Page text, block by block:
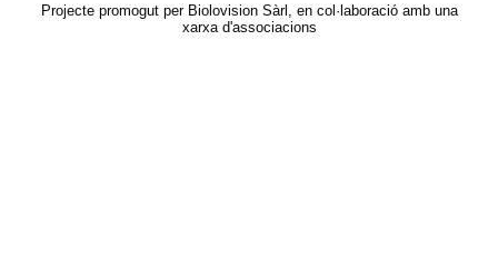
Projecte promogut per Biolovision Sàrl, en col·laboració amb una
xarxa d'associacions